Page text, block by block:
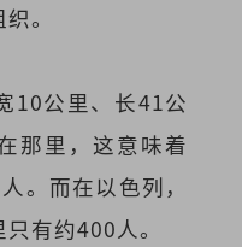
。
10公里、长41公
那里，这意味着
。而在以色列，
有约400人。